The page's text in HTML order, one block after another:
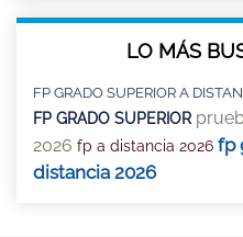
LO MÁS
FP GRADO SUPERIOR A
FP GRADO SUPERIOR
2026 fp a distancia 2026 fp
distancia 2026